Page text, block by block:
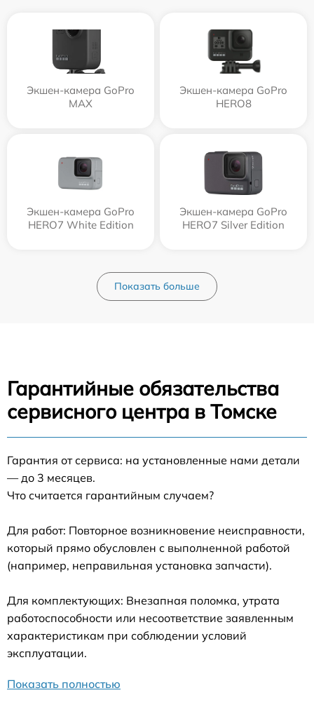
Экшен-камера GoPro
MAX
Экшен-камера GoPro
HERO8
Экшен-камера GoPro
HERO7 White Edition
Экшен-камера GoPro
HERO7 Silver Edition
Показать больше
Гарантийные обязательства
сервисного центра в Томске
Гарантия от сервиса: на установленные нами детали
— до 3 месяцев.
Что считается гарантийным случаем?
Для работ: Повторное возникновение неисправности,
который прямо обусловлен с выполненной работой
(например, неправильная установка запчасти).
Для комплектующих: Внезапная поломка, утрата
работоспособности или несоответствие заявленным
характеристикам при соблюдении условий
эксплуатации.
Показать полностью